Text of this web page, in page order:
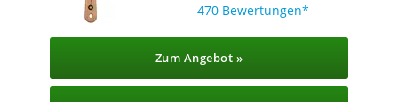
470 Bewertungen
Zum Angebot »